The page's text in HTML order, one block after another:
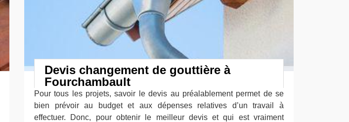
Devis changement de gouttière à
Fourchambault
Pour tous les projets, savoir le devis au préalablement permet de se
bien prévoir au budget et aux dépenses relatives d’un travail à
effectuer. Donc, pour obtenir le meilleur devis et qui est vraiment